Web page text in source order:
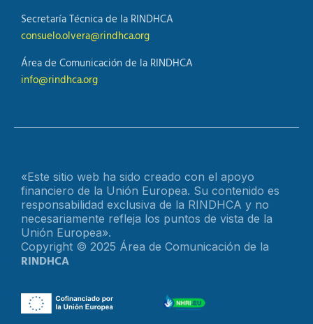
Secretaría Técnica de la RINDHCA
consuelo.olvera@rindhca.org
Área de Comunicación de la RINDHCA
info@rindhca.org
«Este sitio web ha sido creado con el apoyo
financiero de la Unión Europea. Su contenido es
responsabilidad exclusiva de la RINDHCA y no
necesariamente refleja los puntos de vista de la
Unión Europea».
Copyright © 2025 Área de Comunicación de la
RINDHCA